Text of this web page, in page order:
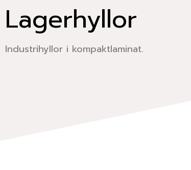
Lagerhyllor
Industrihyllor i kompaktlaminat.